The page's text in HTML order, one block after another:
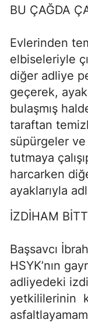
BU ÇAĞDA
Evlerinden
elbiseleriyle
diğer adliye
geçerek,
bulaşmış
taraftan
süpürgeler
tutmaya
harcarken
ayaklarıyla
İZDİHAM
Başsavcı
HSYK’nın
adliyedeki
yetkililerinin